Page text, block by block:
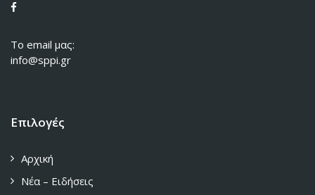
To email μας:
info@sppi.gr
Επιλογές
Αρχική
Νέα – Ειδήσεις